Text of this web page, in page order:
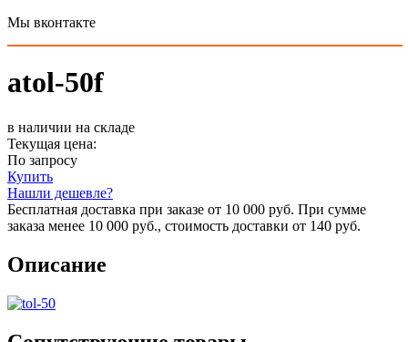
Мы вконтакте
atol-50f
в наличии на складе
Текущая цена:
По запросу
Купить
Нашли дешевле?
Бесплатная доставка при заказе от 10 000 руб. При сумме
заказа менее 10 000 руб., стоимость доставки от 140 руб.
Описание